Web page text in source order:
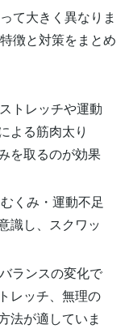
て大きく異なりま
徴と対策をまとめ
トレッチや運動
よる筋肉太り
を取るのが効果
くみ・運動不足
識し、スクワッ
ランスの変化で
レッチ、無理の
法が適していま